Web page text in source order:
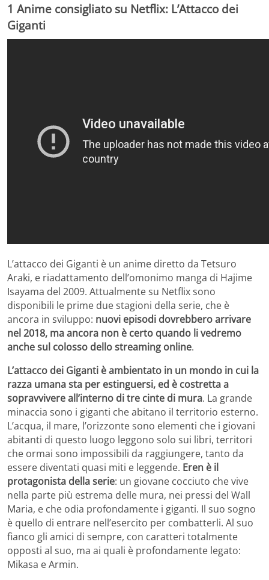
1 Anime consigliato su Netflix: L’Attacco dei
Giganti
L’attacco dei Giganti è un anime diretto da Tetsuro
Araki, e riadattamento dell’omonimo manga di Hajime
Isayama del 2009. Attualmente su Netflix sono
disponibili le prime due stagioni della serie, che è
ancora in sviluppo: nuovi episodi dovrebbero arrivare
nel 2018, ma ancora non è certo quando li vedremo
anche sul colosso dello streaming online.
L’attacco dei Giganti è ambientato in un mondo in cui la
razza umana sta per estinguersi, ed è costretta a
sopravvivere all’interno di tre cinte di mura. La grande
minaccia sono i giganti che abitano il territorio esterno.
L’acqua, il mare, l’orizzonte sono elementi che i giovani
abitanti di questo luogo leggono solo sui libri, territori
che ormai sono impossibili da raggiungere, tanto da
essere diventati quasi miti e leggende. Eren è il
protagonista della serie: un giovane cocciuto che vive
nella parte più estrema delle mura, nei pressi del Wall
Maria, e che odia profondamente i giganti. Il suo sogno
è quello di entrare nell’esercito per combatterli. Al suo
fianco gli amici di sempre, con caratteri totalmente
opposti al suo, ma ai quali è profondamente legato:
Mikasa e Armin.